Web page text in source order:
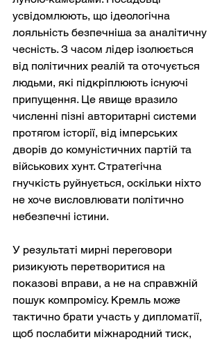
усвідомлюють, що ідеологічна
лояльність безпечніша за аналітичну
чесність. З часом лідер ізолюється
від політичних реалій та оточується
людьми, які підкріплюють існуючі
припущення. Це явище вразило
численні пізні авторитарні системи
протягом історії, від імперських
дворів до комуністичних партій та
військових хунт. Стратегічна
гнучкість руйнується, оскільки ніхто
не хоче висловлювати політично
небезпечні істини.
У результаті мирні переговори
ризикують перетворитися на
показові вправи, а не на справжній
пошук компромісу. Кремль може
тактично брати участь у дипломатії,
щоб послабити міжнародний тиск,